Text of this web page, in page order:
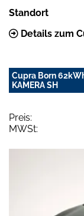
Standort
Details zum
Cupra Born
KAMERA SH
Preis:
MWSt: